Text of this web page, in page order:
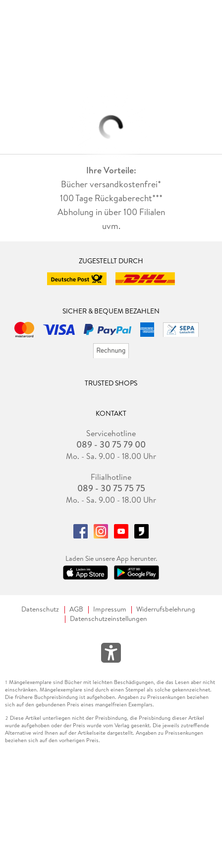
Ihre Vorteile:
Bücher versandkostenfrei*
100 Tage Rückgaberecht***
Abholung in über 100 Filialen
uvm.
ZUGESTELLT DURCH
SICHER & BEQUEM BEZAHLEN
TRUSTED SHOPS
KONTAKT
Servicehotline
089 - 30 75 79 00
Mo. - Sa. 9.00 - 18.00 Uhr
Filialhotline
089 - 30 75 75 75
Mo. - Sa. 9.00 - 18.00 Uhr
Laden Sie unsere App herunter.
Datenschutz AGB Impressum
Widerrufsbelehrung
Datenschutzeinstellungen
1 Mängelexemplare sind Bücher mit leichten Beschädigungen, die das Lesen aber nicht
einschränken. Mängelexemplare sind durch einen Stempel als solche gekennzeichnet.
Die frühere Buchpreisbindung ist aufgehoben. Angaben zu Preissenkungen beziehen
sich auf den gebundenen Preis eines mangelfreien Exemplars.
2 Diese Artikel unterliegen nicht der Preisbindung, die Preisbindung dieser Artikel
wurde aufgehoben oder der Preis wurde vom Verlag gesenkt. Die jeweils zutreffende
Alternative wird Ihnen auf der Artikelseite dargestellt. Angaben zu Preissenkungen
beziehen sich auf den vorherigen Preis.